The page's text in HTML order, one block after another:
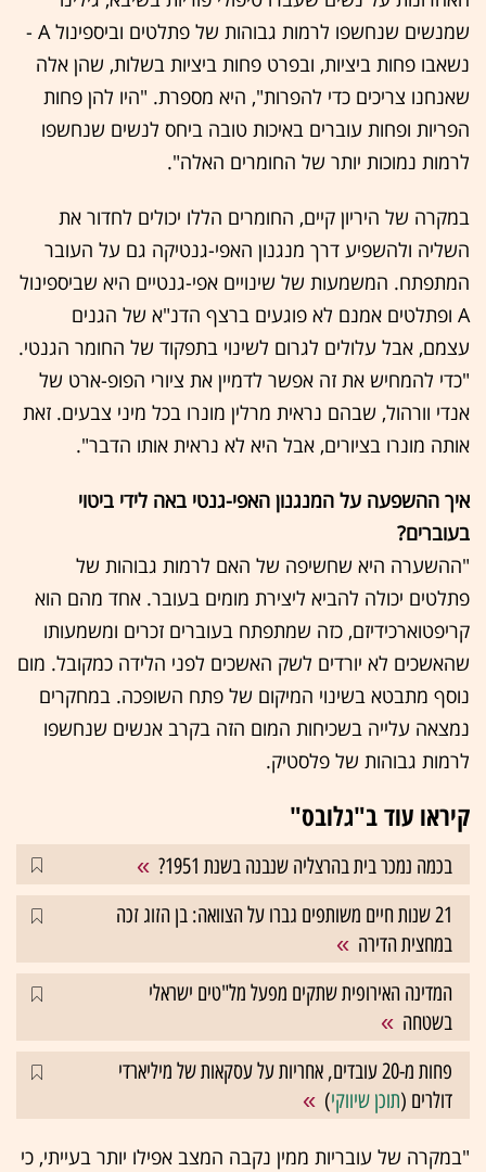
שמנשים שנחשפו לרמות גבוהות של פתלטים וביספינול A -
נשאבו פחות ביציות, ובפרט פחות ביציות בשלות, שהן אלה
שאנחנו צריכים כדי להפרות", היא מספרת. "היו להן פחות
הפריות ופחות עוברים באיכות טובה ביחס לנשים שנחשפו
לרמות נמוכות יותר של החומרים האלה".
במקרה של היריון קיים, החומרים הללו יכולים לחדור את
השליה ולהשפיע דרך מנגנון האפי-גנטיקה גם על העובר
המתפתח. המשמעות של שינויים אפי-גנטיים היא שביספינול
A ופתלטים אמנם לא פוגעים ברצף הדנ"א של הגנים
עצמם, אבל עלולים לגרום לשינוי בתפקוד של החומר הגנטי.
"כדי להמחיש את זה אפשר לדמיין את ציורי הפופ-ארט של
אנדי וורהול, שבהם נראית מרלין מונרו בכל מיני צבעים. זאת
אותה מונרו בציורים, אבל היא לא נראית אותו הדבר".
איך ההשפעה על המנגנון האפי-גנטי באה לידי ביטוי
בעוברים?
"ההשערה היא שחשיפה של האם לרמות גבוהות של
פתלטים יכולה להביא ליצירת מומים בעובר. אחד מהם הוא
קריפטוארכידיזם, כזה שמתפתח בעוברים זכרים ומשמעותו
שהאשכים לא יורדים לשק האשכים לפני הלידה כמקובל. מום
נוסף מתבטא בשינוי המיקום של פתח השופכה. במחקרים
נמצאה עלייה בשכיחות המום הזה בקרב אנשים שנחשפו
לרמות גבוהות של פלסטיק.
קיראו עוד ב"גלובס"
בכמה נמכר בית בהרצליה שנבנה בשנת 1951?
21 שנות חיים משותפים גברו על הצוואה: בן הזוג זכה
במחצית הדירה
המדינה האירופית שתקים מפעל מל"טים ישראלי
בשטחה
פחות מ-20 עובדים, אחריות על עסקאות של מיליארדי
דולרים (תוכן שיווקי)
"במקרה של עובריות ממין נקבה המצב אפילו יותר בעייתי, כי